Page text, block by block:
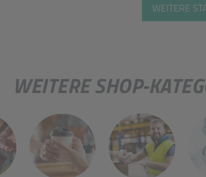
WEITERE
WEITERE SHOP-